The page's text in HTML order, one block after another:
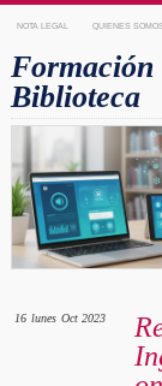
NOTA LEGAL QUIENES
Formación
Biblioteca
16 lunes Oct 2023